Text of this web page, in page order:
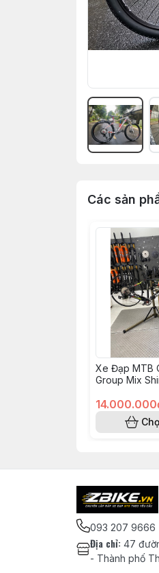
Các sản
Xe Đạp MTB
Group Mix
093 207 9666
Địa chỉ: 47
- Thành phố